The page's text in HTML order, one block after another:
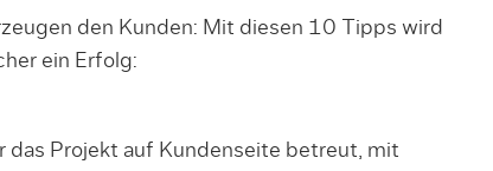
den Kunden: Mit diesen 10 Tipps wird
ein Erfolg:
das Projekt auf Kundenseite betreut, mit